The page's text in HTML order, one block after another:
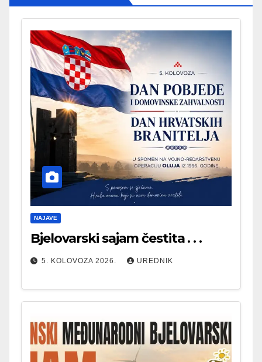
NAJAVE
Bjelovarski sajam čestita . . .
5. KOLOVOZA 2026. UREDNIK